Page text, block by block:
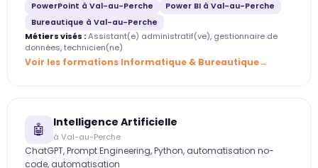
PowerPoint à Val-au-Perche
Power BI à Val-au-Perche
Bureautique à Val-au-Perche
Métiers visés :Assistant(e) administratif(ve), gestionnaire de
données, technicien(ne)
Voir les formations Informatique & Bureautique
🤖 Intelligence Artificielle
à Val-au-Perche
ChatGPT, Prompt Engineering, Python, automatisation no-
code, automatisation